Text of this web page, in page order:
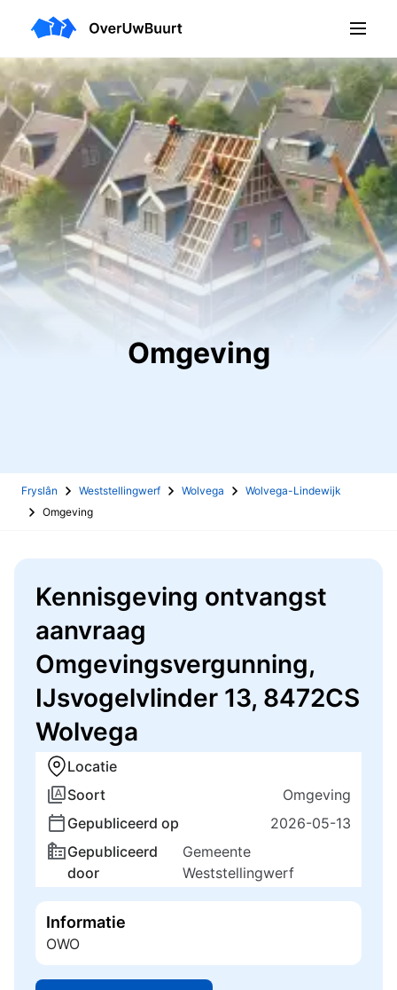
Omgeving
Fryslân Weststellingwerf Wolvega
Wolvega-Lindewijk
Omgeving
Kennisgeving ontvangst
aanvraag
Omgevingsvergunning,
IJsvogelvlinder 13, 8472CS
Wolvega
Locatie
Soort
Omgeving
Gepubliceerd op
2026-05-13
Gepubliceerd
door
Gemeente
Weststellingwerf
Informatie
OWO